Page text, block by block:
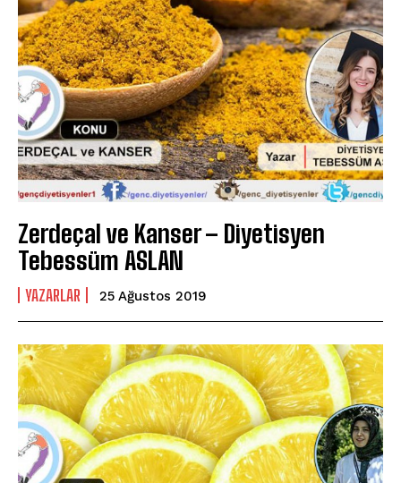
Zerdeçal ve Kanser – Diyetisyen
Tebessüm ASLAN
YAZARLAR 25 Ağustos 2019